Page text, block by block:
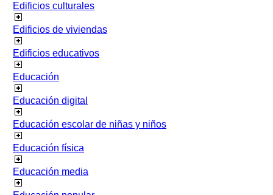
Edificios culturales
Edificios de viviendas
Edificios educativos
Educación
Educación digital
Educación escolar de niñas y niños
Educación física
Educación media